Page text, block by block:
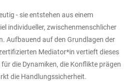
- sie entstehen aus einem
individueller, zwischenmenschlicher
Aufbauend auf den Grundlagen der
Mediator*in vertieft dieses
die Dynamiken, die Konflikte prägen
die Handlungssicherheit.